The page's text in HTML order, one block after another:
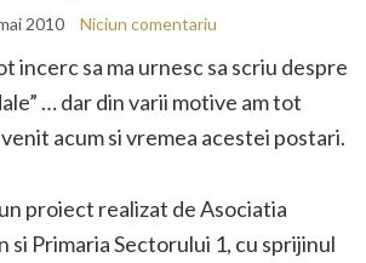
2010 Niciun comentariu
incerc sa ma urnesc sa scriu despre
… dar din varii motive am tot
acum si vremea acestei postari.
proiect realizat de Asociatia
si Primaria Sectorului 1, cu sprijinul